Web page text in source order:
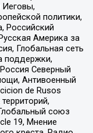
Иеговы,
политики,
Российский
Америка за
Глобальная сеть
поддержки,
Северный
Антивоенный
de Rusos
союз
19, Мнение